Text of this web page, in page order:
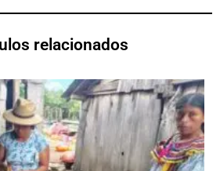
relacionados